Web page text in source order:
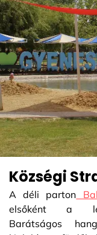
Községi
A déli parton
elsőként a
Barátságos